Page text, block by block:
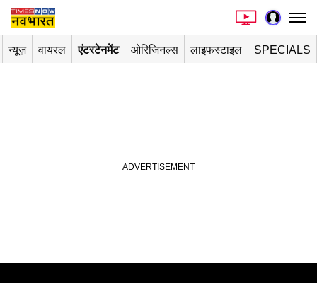
न्यूज़ वायरल एंटरटेनमेंट ओरिजिनल्स लाइफस्टाइल SPECIALS